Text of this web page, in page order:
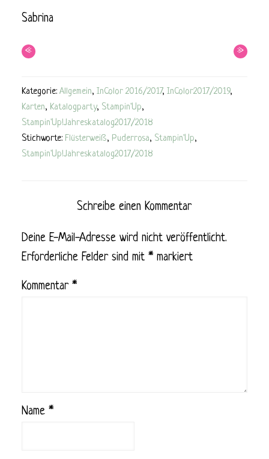
Sabrina
« »
Kategorie: Allgemein, InColor 2016/2017, InColor2017/2019,
Karten, Katalogparty, Stampin'Up,
Stampin'Up!Jahreskatalog2017/2018
Stichworte: Flüsterweiß, Puderrosa, Stampin'Up,
Stampin'Up!Jahreskatalog2017/2018
Schreibe einen Kommentar
Deine E-Mail-Adresse wird nicht veröffentlicht.
Erforderliche Felder sind mit *markiert
Kommentar *
Name *